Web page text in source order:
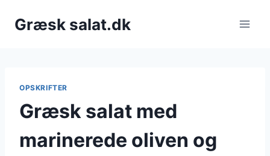
Græsk salat.dk
OPSKRIFTER
Græsk salat med
marinerede oliven og